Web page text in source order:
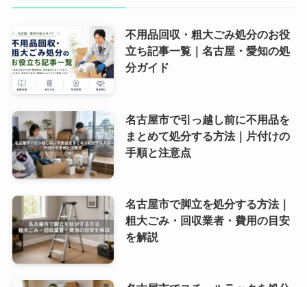
不用品回収・粗大ごみ処分のお役
立ち記事一覧｜名古屋・愛知の処
分ガイド
名古屋市で引っ越し前に不用品を
まとめて処分する方法｜片付けの
手順と注意点
名古屋市で脚立を処分する方法｜
粗大ごみ・回収業者・費用の目安
を解説